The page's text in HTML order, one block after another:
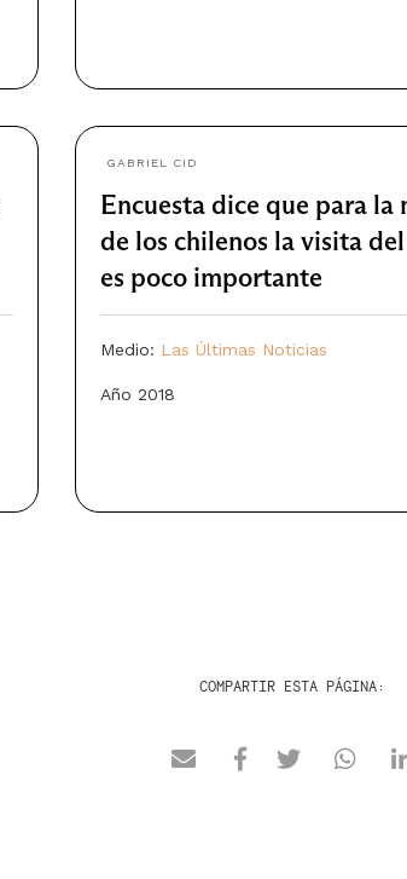
GABRIEL CID
Encuesta dice que para la
de los chilenos la visita
es poco importante
Medio: Las Últimas Noticias
Año 2018
COMPARTIR ESTA PÁGINA: